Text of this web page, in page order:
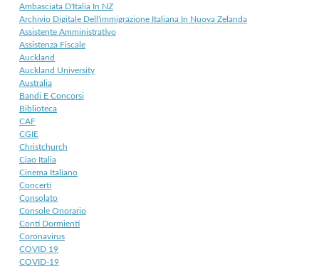
Ambasciata D'Italia In NZ
Archivio Digitale Dell'immigrazione Italiana In Nuova Zelanda
Assistente Amministrativo
Assistenza Fiscale
Auckland
Auckland University
Australia
Bandi E Concorsi
Biblioteca
CAF
CGIE
Christchurch
Ciao Italia
Cinema Italiano
Concerti
Consolato
Console Onorario
Conti Dormienti
Coronavirus
COVID 19
COVID-19